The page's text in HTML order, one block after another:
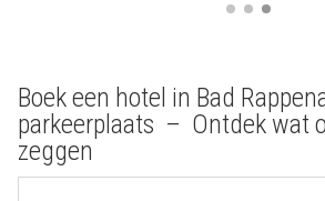
Boek een hotel in Bad
parkeerplaats – Ontdek wat
zeggen